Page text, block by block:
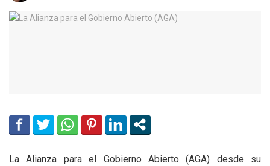
La Alianza para el Gobierno Abierto (AGA) desde su